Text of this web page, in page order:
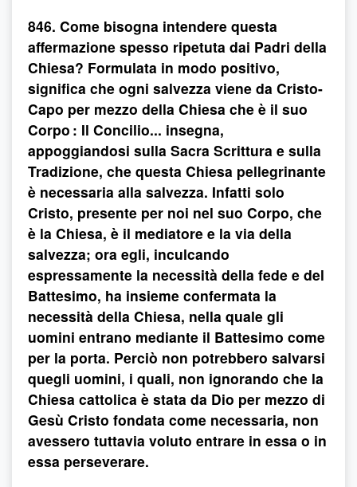
846. Come bisogna intendere questa
affermazione spesso ripetuta dai Padri della
Chiesa? Formulata in modo positivo,
significa che ogni salvezza viene da Cristo-
Capo per mezzo della Chiesa che è il suo
Corpo : Il Concilio... insegna,
appoggiandosi sulla Sacra Scrittura e sulla
Tradizione, che questa Chiesa pellegrinante
è necessaria alla salvezza. Infatti solo
Cristo, presente per noi nel suo Corpo, che
è la Chiesa, è il mediatore e la via della
salvezza; ora egli, inculcando
espressamente la necessità della fede e del
Battesimo, ha insieme confermata la
necessità della Chiesa, nella quale gli
uomini entrano mediante il Battesimo come
per la porta. Perciò non potrebbero salvarsi
quegli uomini, i quali, non ignorando che la
Chiesa cattolica è stata da Dio per mezzo di
Gesù Cristo fondata come necessaria, non
avessero tuttavia voluto entrare in essa o in
essa perseverare.